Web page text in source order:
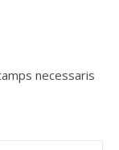
necessaris